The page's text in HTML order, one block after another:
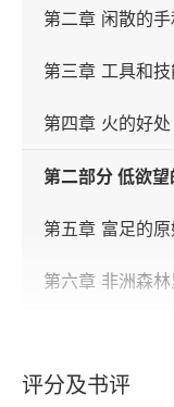
第二章 闲散的
第三章 工具和
第四章 火的好处
第二部分 低欲
第五章 富足的
第六章 非洲森
第七章 跳崖的考
评分及书评